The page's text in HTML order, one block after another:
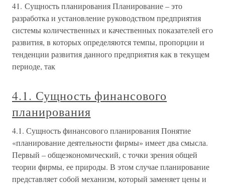
41. Сущность планирования Планирование – это
разработка и установление руководством предприятия
системы количественных и качественных показателей его
развития, в которых определяются темпы, пропорции и
тенденции развития данного предприятия как в текущем
периоде, так
4.1. Сущность финансового
планирования
4.1. Сущность финансового планирования Понятие
«планирование деятельности фирмы» имеет два смысла.
Первый – общеэкономический, с точки зрения общей
теории фирмы, ее природы. В этом случае планирование
представляет собой механизм, который заменяет цены и